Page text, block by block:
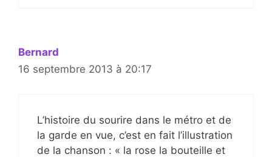
Bernard
16 septembre 2013 à 20:17
L’histoire du sourire dans le métro et de
la garde en vue, c’est en fait l’illustration
de la chanson : « la rose la bouteille et